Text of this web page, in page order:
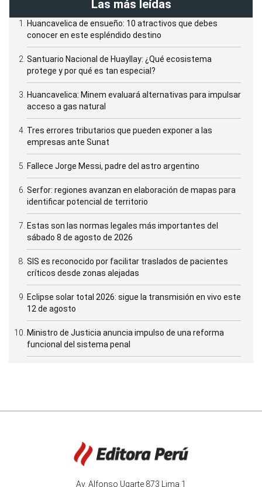
Las más leídas
Huancavelica de ensueño: 10 atractivos que debes
conocer en este espléndido destino
Santuario Nacional de Huayllay: ¿Qué ecosistema
protege y por qué es tan especial?
Huancavelica: Minem evaluará alternativas para impulsar
acceso a gas natural
Tres errores tributarios que pueden exponer a las
empresas ante Sunat
Fallece Jorge Messi, padre del astro argentino
Serfor: regiones avanzan en elaboración de mapas para
identificar potencial de territorio
Estas son las normas legales más importantes del
sábado 8 de agosto de 2026
SIS es reconocido por facilitar traslados de pacientes
críticos desde zonas alejadas
Eclipse solar total 2026: sigue la transmisión en vivo este
12 de agosto
Ministro de Justicia anuncia impulso de una reforma
funcional del sistema penal
Av. Alfonso Ugarte 873 Lima 1